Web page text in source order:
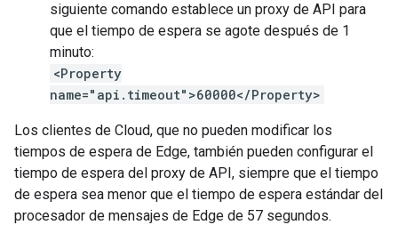
siguiente comando establece un proxy de API para
que el tiempo de espera se agote después de 1
minuto:
<Property
name="api.timeout">60000</Property>
Los clientes de Cloud, que no pueden modificar los
tiempos de espera de Edge, también pueden configurar el
tiempo de espera del proxy de API, siempre que el tiempo
de espera sea menor que el tiempo de espera estándar del
procesador de mensajes de Edge de 57 segundos.